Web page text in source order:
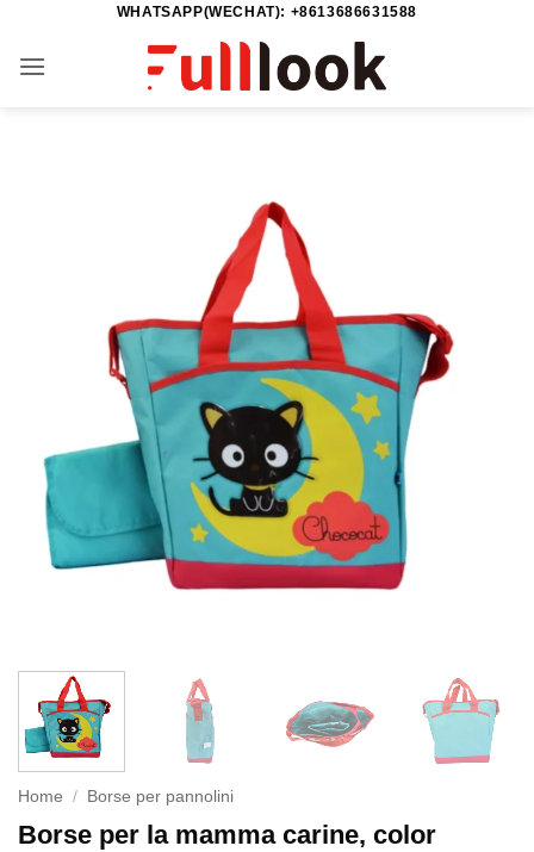
contenuti
WHATSAPP(WECHAT): +8613686631588
Home / Borse per pannolini
Borse per la mamma carine, color